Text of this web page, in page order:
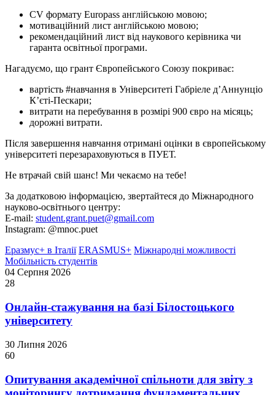
CV формату Europass англійською мовою;
мотиваційний лист англійською мовою;
рекомендаційний лист від наукового керівника чи
гаранта освітньої програми.
Нагадуємо, що грант Європейського Союзу покриває:
вартість #навчання в Університеті Габріеле д’Аннунціо
К’єті-Пескари;
витрати на перебування в розмірі 900 євро на місяць;
дорожні витрати.
Після завершення навчання отримані оцінки в європейському
університеті перезараховуються в ПУЕТ.
Не втрачай свій шанс! Ми чекаємо на тебе!
За додатковою інформацією, звертайтеся до Міжнародного
науково-освітнього центру:
E-mail: student.grant.puet@gmail.com
Instagram: @mnoc.puet
Еразмус+ в Італії ERASMUS+ Міжнародні можливості
Мобільність студентів
04 Серпня 2026
28
Онлайн-стажування на базі Білостоцького
університету
30 Липня 2026
60
Опитування академічної спільноти для звіту з